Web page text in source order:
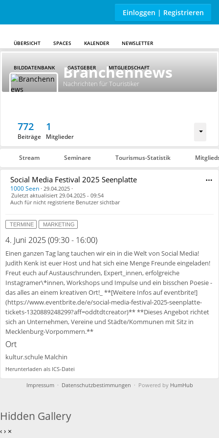
Skip to main content
Einloggen | Registrieren
ÜBERSICHT SPACES KALENDER NEWSLETTER
BILDDATENBANK GASTGEBER MITGLIEDSCHAFT
Branchennews
Nachrichten für Touristiker
772
Beiträge
1
Mitglieder
Stream Seminare Tourismus-Statistik
Social Media Festival 2025 Seenplatte
1000 Seen · 29.04.2025 ·
Zuletzt aktualisiert 29.04.2025 - 09:54
Auch für nicht registrierte Benutzer sichtbar
TERMINE MARKETING
4. Juni 2025 (09:30 - 16:00)
Einen ganzen Tag lang tauchen wir ein in die Welt von Social Media!
Judith Kenk ist euer Host und hat sich eine Menge Freunde eingeladen!
Freut euch auf Austauschrunden, Expert_innen, erfolgreiche
Instagramer\*innen, Workshops und Impulse und ein bisschen Poesie -
das alles an einem kreativen Ort!_ **[Weitere Infos auf eventbrite!]
(https://www.eventbrite.de/e/social-media-festival-2025-seenplatte-
tickets-1320889248299?aff=oddtdtcreator)** **Dieses Angebot richtet
sich an Unternehmen, Vereine und Städte/Kommunen mit Sitz in
Mecklenburg-Vorpommern.**
Ort
kultur.schule Malchin
Herunterladen als ICS-Datei
Impressum· Datenschutzbestimmungen · Powered by HumHub
Hidden Gallery
‹ › ×